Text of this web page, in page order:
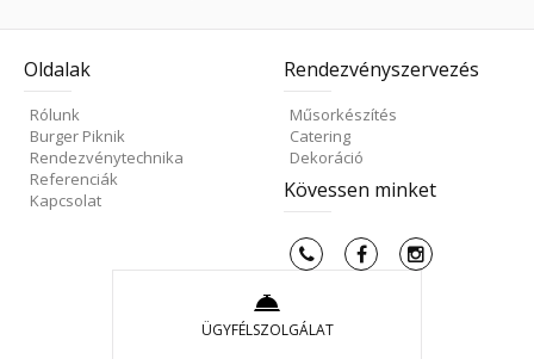
Oldalak
Rólunk
Burger Piknik
Rendezvénytechnika
Referenciák
Kapcsolat
Rendezvényszervezés
Műsorkészítés
Catering
Dekoráció
Kövessen minket
ÜGYFÉLSZOLGÁLAT